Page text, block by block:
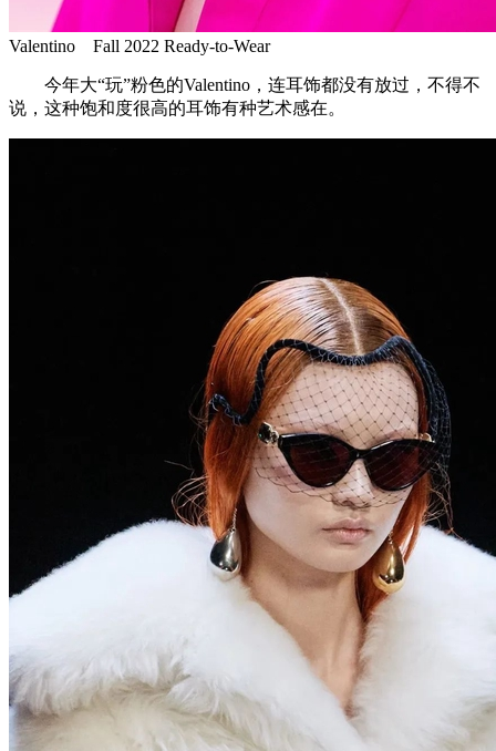
Valentino Fall 2022 Ready-to-Wear
今年大“玩”粉色的Valentino，连耳饰都没有放过，不得不
说，这种饱和度很高的耳饰有种艺术感在。